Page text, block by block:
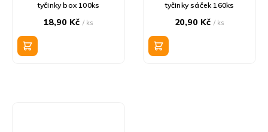
tyčinky box 100ks
18,90 Kč/ ks
tyčinky sáček 160ks
20,90 Kč/ ks